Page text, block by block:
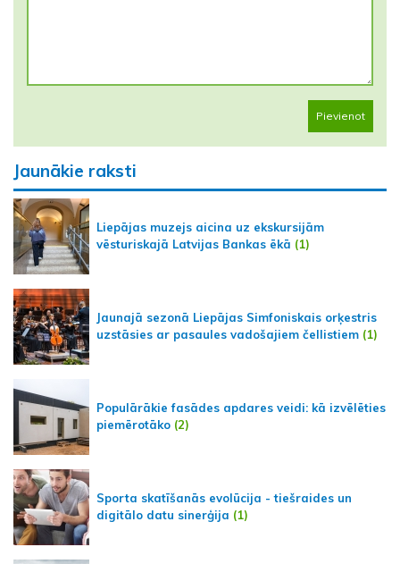
Pievienot
Jaunākie raksti
Liepājas muzejs aicina uz ekskursijām
vēsturiskajā Latvijas Bankas ēkā (1)
Jaunajā sezonā Liepājas Simfoniskais orķestris
uzstāsies ar pasaules vadošajiem čellistiem (1)
Populārākie fasādes apdares veidi: kā izvēlēties
piemērotāko (2)
Sporta skatīšanās evolūcija - tiešraides un
digitālo datu sinerģija (1)